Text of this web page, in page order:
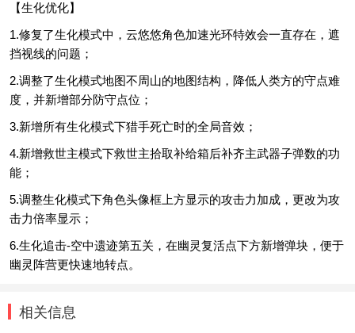
【生化优化】
1.修复了生化模式中，云悠悠角色加速光环特效会一直存在，遮
挡视线的问题；
2.调整了生化模式地图不周山的地图结构，降低人类方的守点难
度，并新增部分防守点位；
3.新增所有生化模式下猎手死亡时的全局音效；
4.新增救世主模式下救世主拾取补给箱后补齐主武器子弹数的功
能；
5.调整生化模式下角色头像框上方显示的攻击力加成，更改为攻
击力倍率显示；
6.生化追击-空中遗迹第五关，在幽灵复活点下方新增弹块，便于
幽灵阵营更快速地转点。
相关信息